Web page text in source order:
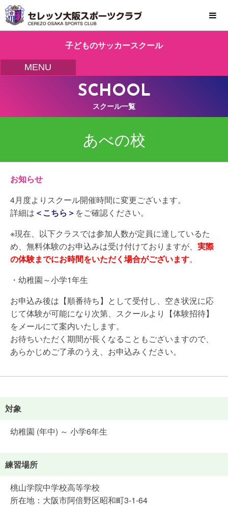
MENU
子どものサッカースクール
MENU
SCHOOL
スクール一覧
あべの校
お知らせ
4月度よりスクール開催時間に変更ございます。
詳細は ＜こちら＞ をご確認ください。
※現在、以下クラスでは参加人数が定員に達しているた
め、無料体験のお申込みは受け付けておりますが、 実際
の体験までにお時間をいただく場合がございます。
・幼稚園～小学1年生
お申込み後は【順番待ち】として受付し、空き状況に応
じて体験が可能になり次第、スクールより【体験招待】
をメールにて案内いたします。
お待ちいただく期間が長くなることもございますので、
あらかじめご了承のうえ、お申込みください。
対象
幼稚園 (年中) ～ 小学6年生
練習場所
桃山学院中学校高等学校
所在地：大阪市阿倍野区昭和町3-1-64